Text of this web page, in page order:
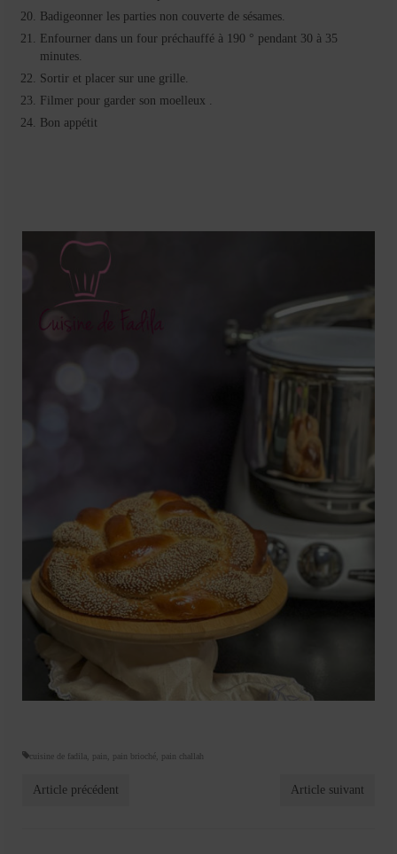
Badigeonner les parties non couverte de sésames.
Enfourner dans un four préchauffé à 190 ° pendant 30 à 35
minutes.
Sortir et placer sur une grille.
Filmer pour garder son moelleux .
Bon appétit
cuisine de fadila, pain, pain brioché, pain challah
Article précédent Article suivant